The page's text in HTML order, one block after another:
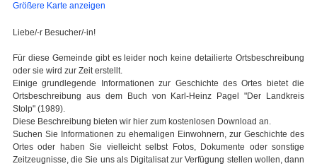
Größere Karte anzeigen
Liebe/-r Besucher/-in!
Für diese Gemeinde gibt es leider noch keine detailierte Ortsbeschreibung
oder sie wird zur Zeit erstellt.
Einige grundlegende Informationen zur Geschichte des Ortes bietet die
Ortsbeschreibung aus dem Buch von Karl-Heinz Pagel "Der Landkreis
Stolp" (1989).
Diese Beschreibung bieten wir hier zum kostenlosen Download an.
Suchen Sie Informationen zu ehemaligen Einwohnern, zur Geschichte des
Ortes oder haben Sie vielleicht selbst Fotos, Dokumente oder sonstige
Zeitzeugnisse, die Sie uns als Digitalisat zur Verfügung stellen wollen, dann